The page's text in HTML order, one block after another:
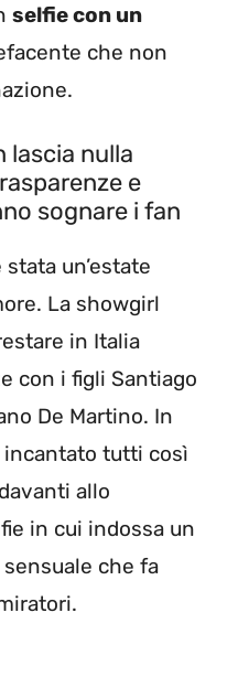
selfie con un
che non
lascia nulla
e
sognare i fan
stata un’estate
La showgirl
in Italia
con i figli Santiago
De Martino. In
tutti così
allo
in cui indossa un
che fa